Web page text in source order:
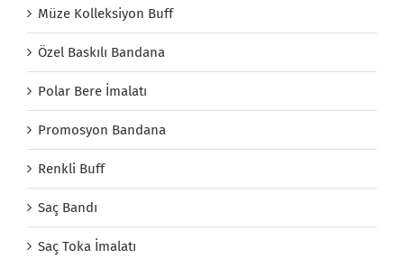
Müze Kolleksiyon Buff
Özel Baskılı Bandana
Polar Bere İmalatı
Promosyon Bandana
Renkli Buff
Saç Bandı
Saç Toka İmalatı